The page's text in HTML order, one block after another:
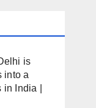
is
into a
India |